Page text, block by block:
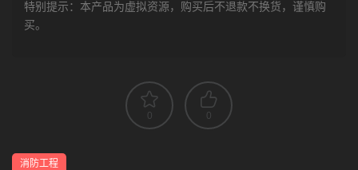
特别提示：本产品为虚拟资源，购买后不退款不换货，谨慎购
买。
0 0
消防工程